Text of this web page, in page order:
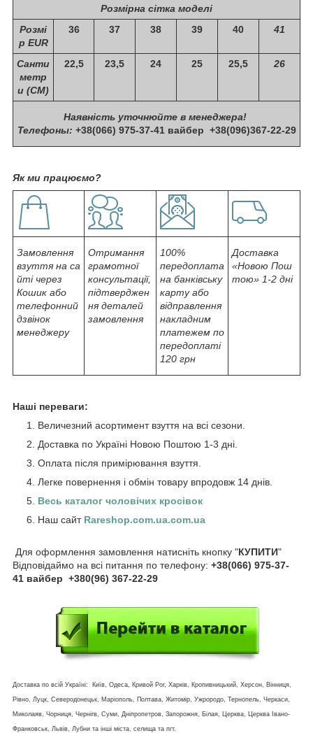
Розмірна сітка моделі
Розмі
р EUR
36 37 38 39 40 41
Санти
метр
и (СМ)
22,5 23,5 24 25 25,5 26
Наявність уточнюйте в менеджера!
Телефоны: +38(066) 975-37-41 вайбер +38(096)367-22-29
Як ми працюємо?
Замовлення
взуття на са
йті через
Кошик або
телефонний
дзвінок
менеджеру
Отримання
грамотної
консультації,
підтверджен
ня деталей
замовлення
100%
передоплата
на банківську
карту або
відправлення
накладним
платежем по
передоплаті
120 грн
Доставка
«Новою Пош
тою» 1-2 дні
Наші переваги:
Величезний асортимент взуття на всі сезони.
Доставка по Україні Новою Поштою 1-3 дні.
Оплата після примірювання взуття.
Легке повернення і обмін товару впродовж 14 днів.
Весь каталог чоловічих кросівок
Наш сайт Rareshop.com.ua.com.ua
Для оформлення замовлення натисніть кнопку "КУПИТИ"
Відповідаймо на всі питання по телефону: +38(066) 975-37-
41 вайбер +380(96) 367-22-29
Доставка по всій Україні: Київ, Одеса, Кривой Рог, Харків, Кропивницький, Херсон, Вінниця,
Рівно, Луцк, Северодонецьк, Маріополь, Полтава, Житомір, Ужрородо, Тернопель, Черкаси,
Миколаяв, Чорниця, Чернігв, Суми, Дніпропетров, Запорожня, Білая, Церква, Церква Івано-
Франковськ, Львів, Лубни та інші міста, селища та пгт.